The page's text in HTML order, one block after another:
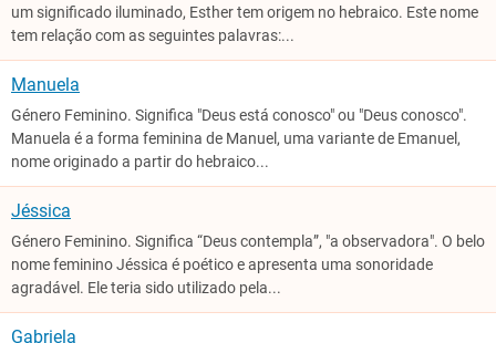
um significado iluminado, Esther tem origem no hebraico. Este nome
tem relação com as seguintes palavras:...
Manuela
Género Feminino. Significa "Deus está conosco" ou "Deus conosco".
Manuela é a forma feminina de Manuel, uma variante de Emanuel,
nome originado a partir do hebraico...
Jéssica
Género Feminino. Significa “Deus contempla”, "a observadora". O belo
nome feminino Jéssica é poético e apresenta uma sonoridade
agradável. Ele teria sido utilizado pela...
Gabriela